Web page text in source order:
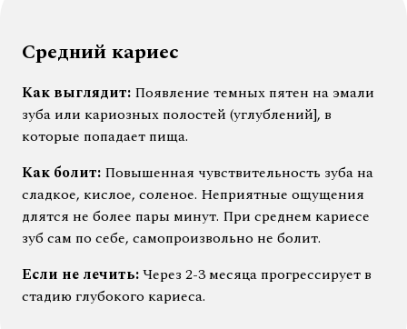
Средний кариес
Как выглядит: Появление темных пятен на эмали
зуба или кариозных полостей (углублений], в
которые попадает пища.
Как болит: Повышенная чувствительность зуба на
сладкое, кислое, соленое. Неприятные ощущения
длятся не более пары минут. При среднем кариесе
зуб сам по себе, самопроизвольно не болит.
Если не лечить:Через 2-3 месяца прогрессирует в
стадию глубокого кариеса.